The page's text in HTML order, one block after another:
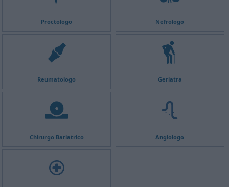
Proctologo Nefrologo
Reumatologo Geriatra
Chirurgo Bariatrico Angiologo